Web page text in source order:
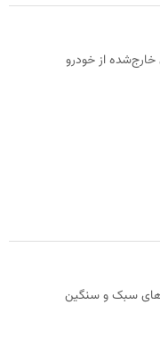
خارج‌شده از خودرو
سبک و سنگین